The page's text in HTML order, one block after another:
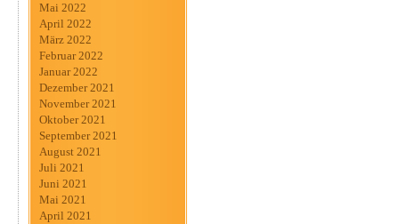
Mai 2022
April 2022
März 2022
Februar 2022
Januar 2022
Dezember 2021
November 2021
Oktober 2021
September 2021
August 2021
Juli 2021
Juni 2021
Mai 2021
April 2021